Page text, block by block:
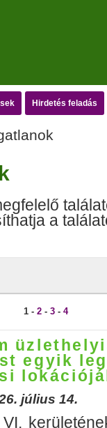
Hirdetés feladás
a
1 - 2 - 3 - 4
egyik
július 14.